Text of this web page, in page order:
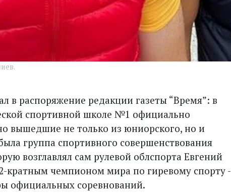
распоряжение редакции газеты “Время”: в
спортивной школе №1 официально
вышедшие не только из юниорского, но и
группа спортивного совершенствования
возглавлял сам рулевой облспорта Евгений
кратным чемпионом мира по гиревому спорту -
официальных соревнований.